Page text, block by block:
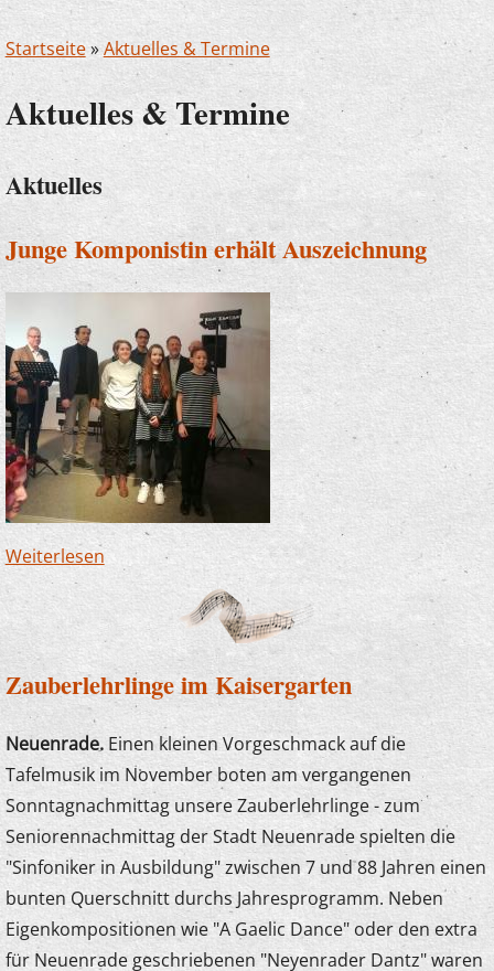
Startseite»Aktuelles & Termine
Aktuelles & Termine
Aktuelles
Junge Komponistin erhält Auszeichnung
Weiterlesen über Junge Komponistin erhält Auszeichnung
Zauberlehrlinge im Kaisergarten
Neuenrade.Einen kleinen Vorgeschmack auf die
Tafelmusik im November boten am vergangenen
Sonntagnachmittag unsere Zauberlehrlinge - zum
Seniorennachmittag der Stadt Neuenrade spielten die
"Sinfoniker in Ausbildung" zwischen 7 und 88 Jahren einen
bunten Querschnitt durchs Jahresprogramm. Neben
Eigenkompositionen wie "A Gaelic Dance" oder den extra
für Neuenrade geschriebenen "Neyenrader Dantz" waren